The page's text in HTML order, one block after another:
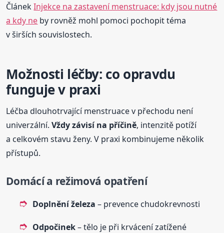
ČlánekInjekce na zastavení menstruace: kdy jsou nutné
a kdy ne by rovněž mohl pomoci pochopit téma
v širších souvislostech.
Možnosti léčby: co opravdu
funguje v praxi
Léčba dlouhotrvající menstruace v přechodu není
univerzální.Vždy závisí na příčině, intenzitě potíží
a celkovém stavu ženy. V praxi kombinujeme několik
přístupů.
Domácí a režimová opatření
Doplnění železa – prevence chudokrevnosti
Odpočinek– tělo je při krvácení zatížené